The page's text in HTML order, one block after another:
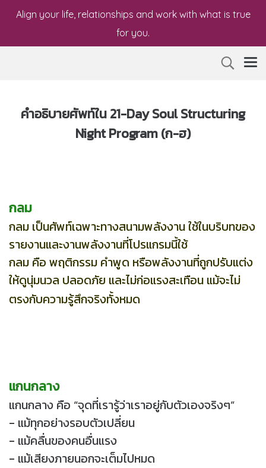
Align your life, relationships and work with what is true
for you.
คำอธิบายศัพท์ใน 21-Day Soul Structuring
Night Program (ก-ฮ)
กลม
กลม เป็นศัพท์เฉพาะทางสนามพลังงาน ใช้ในบริบทของ
รายงานและงานพลังงานที่โปรแกรมนี้ใช้
กลม คือ พฤติกรรม คำพูด หรือพลังงานที่ถูกปรับแต่ง
ให้ดูนุ่มนวล ปลอดภัย และไม่ก่อแรงสะเทือน แม้จะไม่
ตรงกับความรู้สึกจริงทั้งหมด
แกนกลาง
แกนกลาง คือ “จุดที่เรารู้ว่าเราอยู่กับตัวเองจริงๆ”
- แม้ทุกอย่างรอบตัวเปลี่ยน
- แม้คลื่นของคนอื่นแรง
- แม้เสียงภายนอกจะเต็มไปหมด